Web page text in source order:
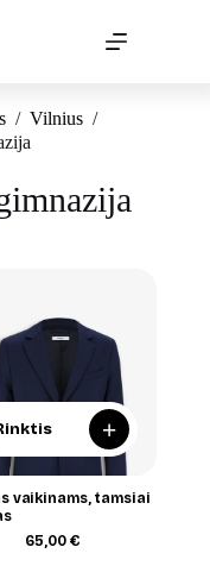
/ Vilnius /
+
vaikinams, tamsiai
65,00€